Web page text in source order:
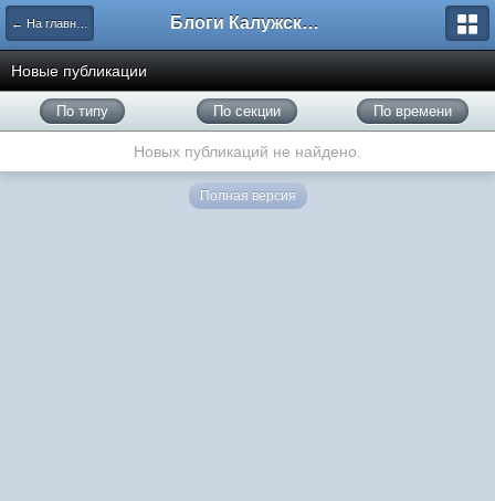
← На главную Блоги Калужского перекрестка
Новые публикации
По типу По секции По времени
Новых публикаций не найдено.
Полная версия